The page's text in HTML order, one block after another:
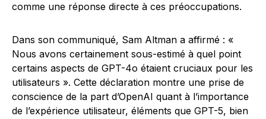
comme une réponse directe à ces préoccupations.
Dans son communiqué, Sam Altman a affirmé : «
Nous avons certainement sous-estimé à quel point
certains aspects de GPT-4o étaient cruciaux pour les
utilisateurs ». Cette déclaration montre une prise de
conscience de la part d’OpenAI quant à l’importance
de l’expérience utilisateur, éléments que GPT-5, bien